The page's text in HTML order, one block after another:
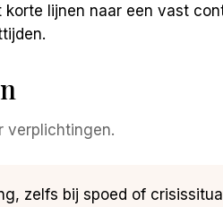
lijnen naar een vast
verplichtingen.
zelfs bij spoed of